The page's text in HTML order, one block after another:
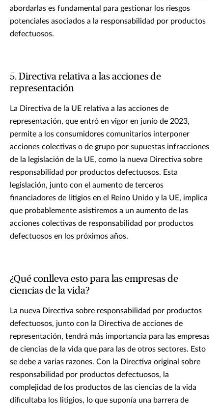
abordarlas es fundamental para gestionar los riesgos
potenciales asociados a la responsabilidad por productos
defectuosos.
5. Directiva relativa a las acciones de
representación
La Directiva de la UE relativa a las acciones de
representación, que entró en vigor en junio de 2023,
permite a los consumidores comunitarios interponer
acciones colectivas o de grupo por supuestas infracciones
de la legislación de la UE, como la nueva Directiva sobre
responsabilidad por productos defectuosos. Esta
legislación, junto con el aumento de terceros
financiadores de litigios en el Reino Unido y la UE, implica
que probablemente asistiremos a un aumento de las
acciones colectivas de responsabilidad por productos
defectuosos en los próximos años.
¿Qué conlleva esto para las empresas de
ciencias de la vida?
La nueva Directiva sobre responsabilidad por productos
defectuosos, junto con la Directiva de acciones de
representación, tendrá más importancia para las empresas
de ciencias de la vida que para las de otros sectores. Esto
se debe a varias razones. Con la Directiva original sobre
responsabilidad por productos defectuosos, la
complejidad de los productos de las ciencias de la vida
dificultaba los litigios, lo que suponía una barrera de